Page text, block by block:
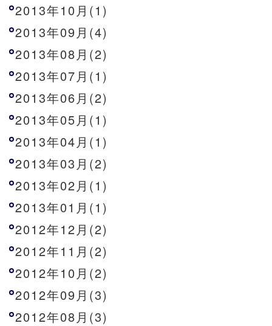
2013年10月(1)
2013年09月(4)
2013年08月(2)
2013年07月(1)
2013年06月(2)
2013年05月(1)
2013年04月(1)
2013年03月(2)
2013年02月(1)
2013年01月(1)
2012年12月(2)
2012年11月(2)
2012年10月(2)
2012年09月(3)
2012年08月(3)